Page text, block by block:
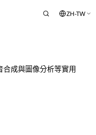
ZH-TW
成與圖像分析等實用